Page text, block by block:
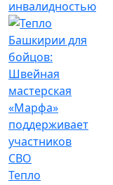
инвалидностью
Тепло